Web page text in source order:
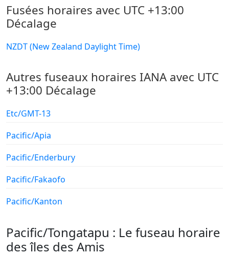
Fusées horaires avec UTC +13:00
Décalage
NZDT (New Zealand Daylight Time)
Autres fuseaux horaires IANA avec UTC
+13:00 Décalage
Etc/GMT-13
Pacific/Apia
Pacific/Enderbury
Pacific/Fakaofo
Pacific/Kanton
Pacific/Tongatapu : Le fuseau horaire
des îles des Amis